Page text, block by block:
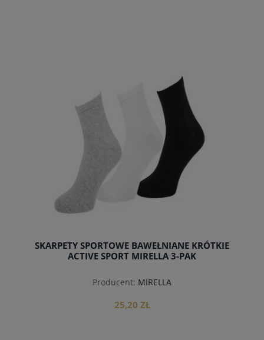
SKARPETY SPORTOWE BAWEŁNIANE KRÓTKIE
ACTIVE SPORT MIRELLA 3-PAK
Producent: MIRELLA
25,20 ZŁ